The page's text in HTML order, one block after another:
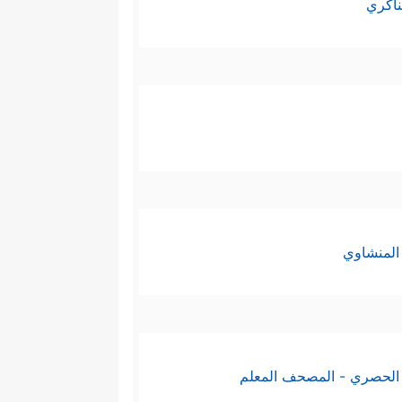
الحصري - المصحف المعلم